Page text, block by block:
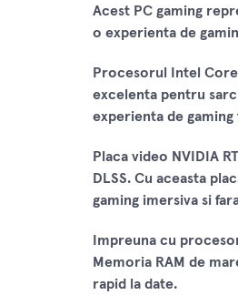
Acest PC gaming
o experienta de
Procesorul Intel Core
excelenta pentru
experienta de
Placa video NVIDIA
DLSS. Cu aceasta
gaming imersiva si
Impreuna cu
Memoria RAM de
rapid la date.